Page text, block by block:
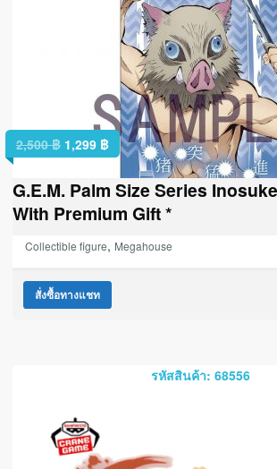
2,500฿ 1,299 ฿
G.E.M. Palm Size Series
With Premium Gift *
Collectible figure, Megahouse
สั่งซื้อทางแชท
รหัสสินค้า: 68556